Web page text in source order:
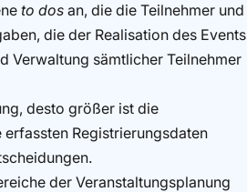
to dos an, die die Teilnehmer und
die der Realisation des Events
Verwaltung sämtlicher Teilnehmer
desto größer ist die
Registrierungsdaten
der Veranstaltungsplanung